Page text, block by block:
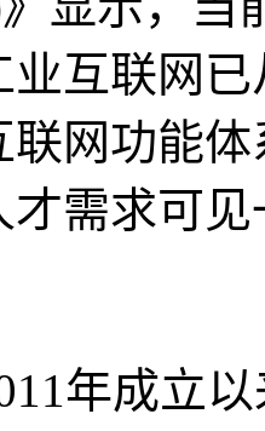
业互联网
联网功能
才需求可见
年成立以